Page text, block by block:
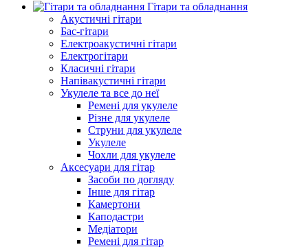
Гітари та обладнання
Акустичні гітари
Бас-гітари
Електроакустичні гітари
Електрогітари
Класичні гітари
Напівакустичні гітари
Укулеле та все до неї
Ремені для укулеле
Різне для укулеле
Струни для укулеле
Укулеле
Чохли для укулеле
Аксесуари для гітар
Засоби по догляду
Інше для гітар
Камертони
Каподастри
Медіатори
Ремені для гітар